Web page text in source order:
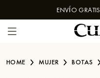
Skip to contentENVÍO
HOME MUJER BOTAS